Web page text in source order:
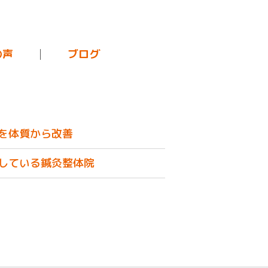
ブログ
体質から改善
ている鍼灸整体院